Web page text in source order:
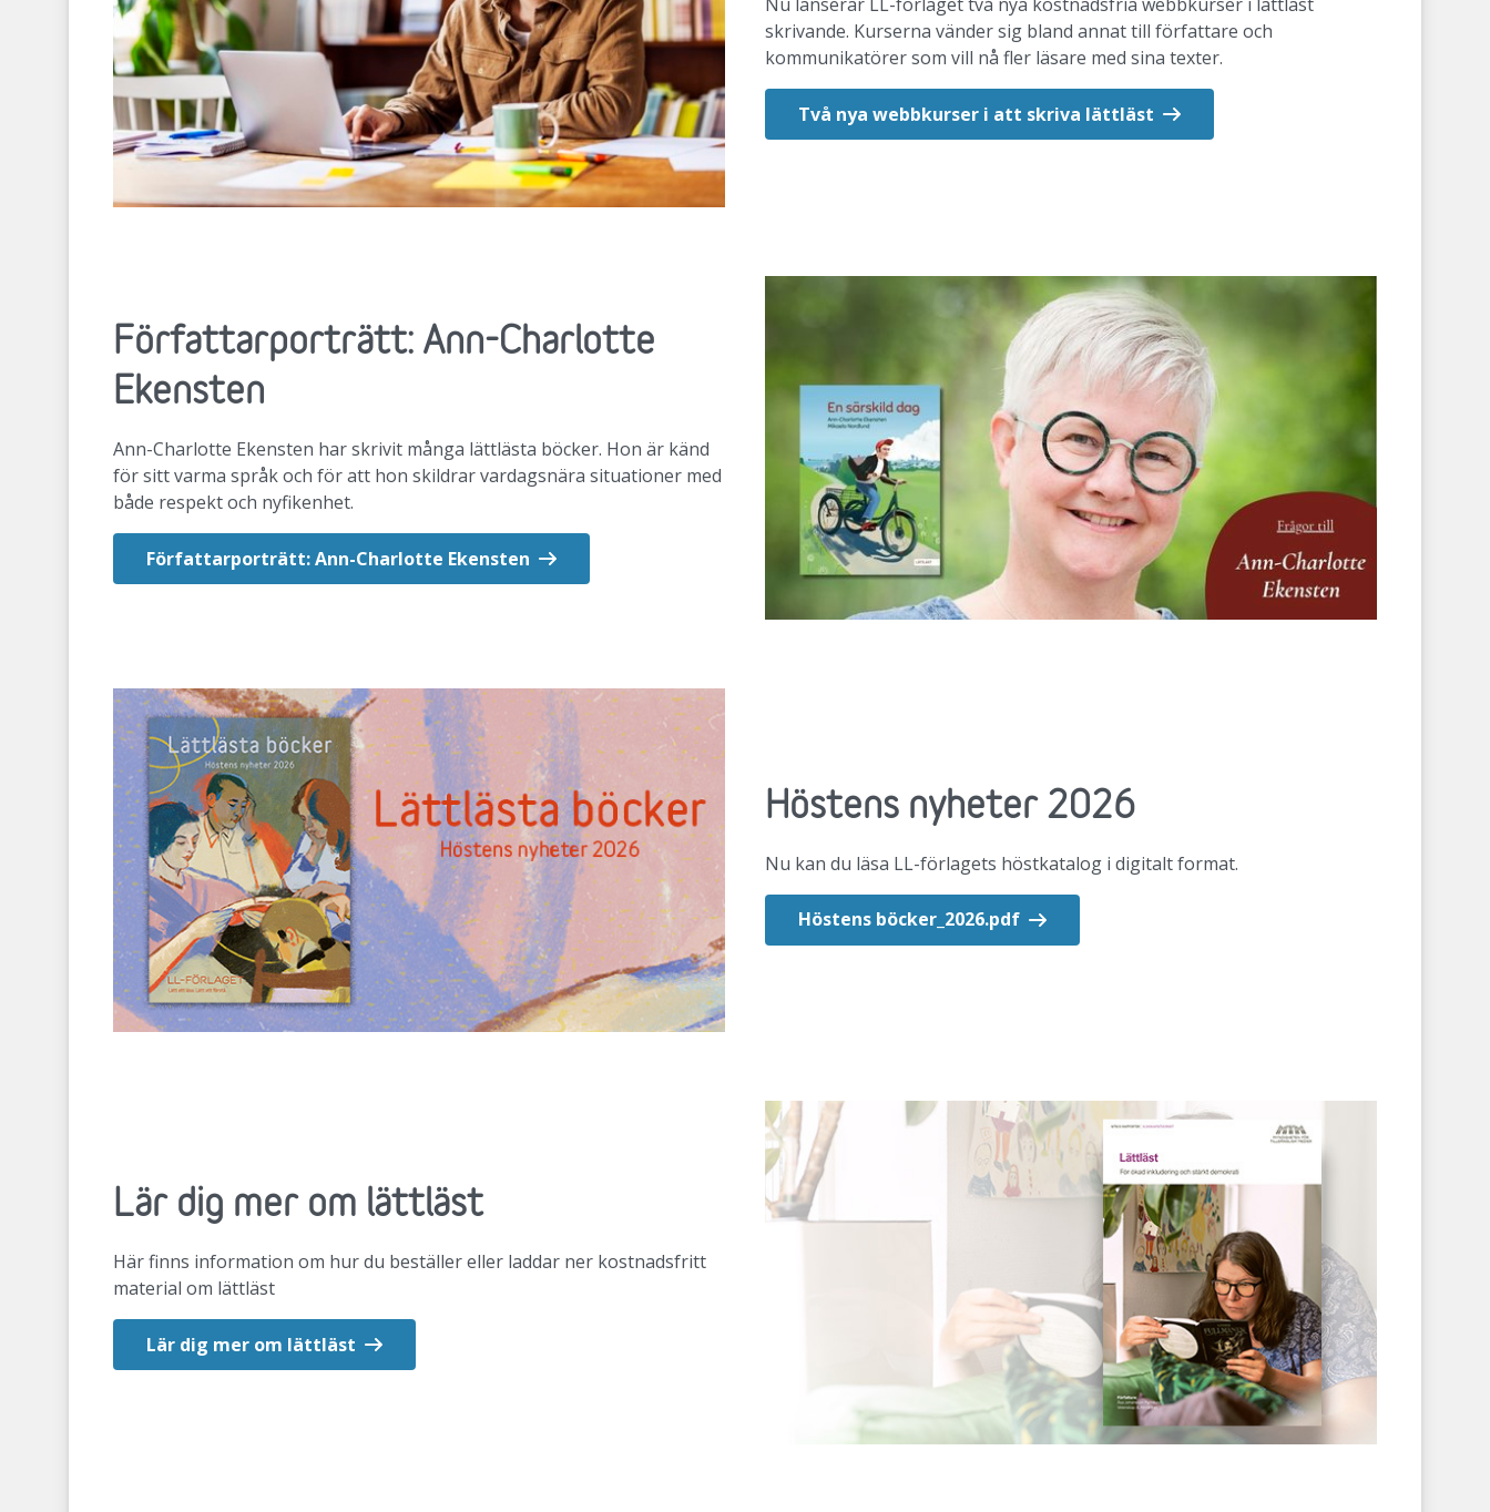
skrivande. Kurserna vänder sig bland annat till författare och
kommunikatörer som vill nå fler läsare med sina texter.
Två nya webbkurser i att skriva lättläst
Författarporträtt: Ann-Charlotte
Ekensten
Ann-Charlotte Ekensten har skrivit många lättlästa böcker. Hon är känd
för sitt varma språk och för att hon skildrar vardagsnära situationer med
både respekt och nyfikenhet.
Författarporträtt: Ann-Charlotte Ekensten
Höstens nyheter 2026
Nu kan du läsa LL-förlagets höstkatalog i digitalt format.
Höstens böcker_2026.pdf
Lär dig mer om lättläst
Här finns information om hur du beställer eller laddar ner kostnadsfritt
material om lättläst
Lär dig mer om lättläst